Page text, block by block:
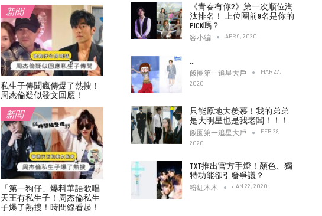
《青春有你2》第一次順位淘
汰排名！ 上位圈前9名是你的
PICK嗎？
容小編 APR 9, 2020
飯圈第一追星大戶
MAR 27,
2020
只能原地大羨慕！我的弟弟
是大明星也是我老闆！！！
飯圈第一追星大戶
FEB 28,
2020
TXT推出官方手燈！顏色、獨
特功能卻引發爭議？
粉紅木木 JAN 22, 2020
新聞
私生子傳聞瘋傳爆了熱搜！
周杰倫疑似發文回應！
新聞
「第一狗仔」爆料華語歌唱
天王有私生子！周杰倫私生
子爆了熱搜！時間線看起！